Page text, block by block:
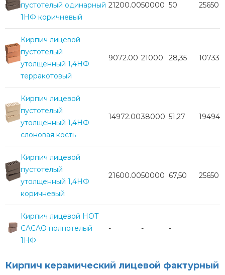
пустотелый одинарный
1НФ коричневый
21200.0050000 50 25650
Кирпич лицевой
пустотелый
утолщенный 1,4НФ
терракотовый
9072.00 21000 28,35 10733
Кирпич лицевой
пустотелый
утолщенный 1,4НФ
слоновая кость
14972.0038000 51,27 19494
Кирпич лицевой
пустотелый
утолщенный 1,4НФ
коричневый
21600.0050000 67,50 25650
Кирпич лицевой HOT
CACAO полнотелый
1НФ
- - -
Кирпич керамический лицевой фактурный